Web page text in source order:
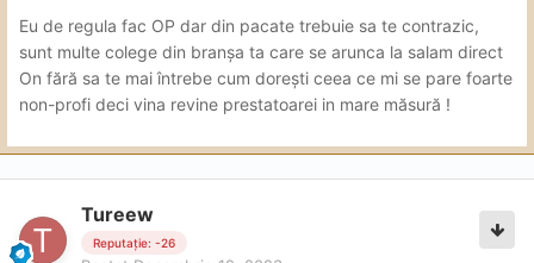
Eu de regula fac OP dar din pacate trebuie sa te contrazic,
sunt multe colege din branșa ta care se arunca la salam direct
On fără sa te mai întrebe cum dorești ceea ce mi se pare foarte
non-profi deci vina revine prestatoarei in mare măsură !
Tureew
Reputație: -26